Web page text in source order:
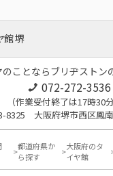
館 堺
のことならブリヂストン
072-272-3536
作業受付終了は17時30分
8325 大阪府堺市西区鳳
都道府県か
ら探す
大阪府のタ
イヤ館